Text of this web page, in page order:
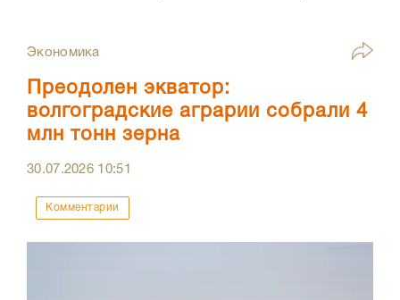
Экономика
Преодолен экватор:
волгоградские аграрии собрали 4
млн тонн зерна
30.07.2026 10:51
Комментарии